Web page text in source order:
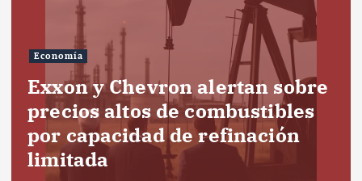
Economía
Exxon y Chevron alertan sobre
precios altos de combustibles
por capacidad de refinación
limitada